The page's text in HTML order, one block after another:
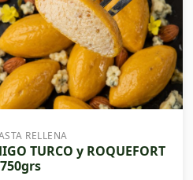
RELLENA
TURCO y ROQUEFORT